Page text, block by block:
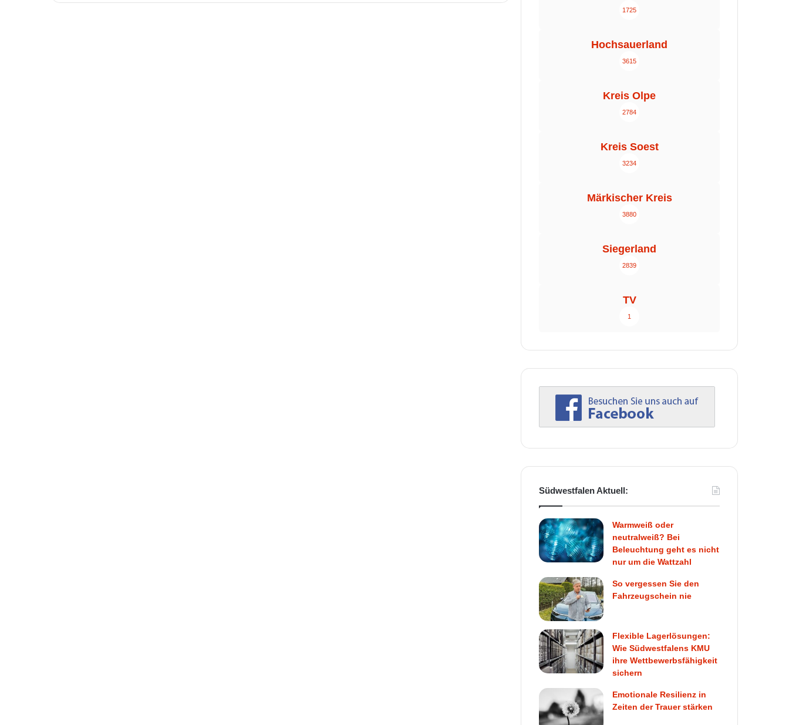
1725
Hochsauerland
3615
Kreis Olpe
2784
Kreis Soest
3234
Märkischer Kreis
3880
Siegerland
2839
TV
1
Südwestfalen Aktuell:
Warmweiß oder
neutralweiß? Bei
Beleuchtung geht es nicht
nur um die Wattzahl
So vergessen Sie den
Fahrzeugschein nie
Flexible Lagerlösungen:
Wie Südwestfalens KMU
ihre Wettbewerbsfähigkeit
sichern
Emotionale Resilienz in
Zeiten der Trauer stärken